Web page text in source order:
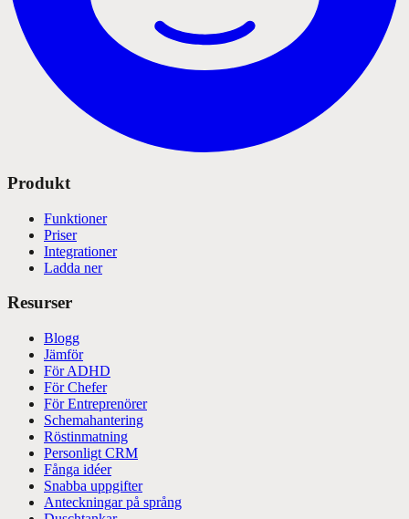
Produkt
Funktioner
Priser
Integrationer
Ladda ner
Resurser
Blogg
Jämför
För ADHD
För Chefer
För Entreprenörer
Schemahantering
Röstinmatning
Personligt CRM
Fånga idéer
Snabba uppgifter
Anteckningar på språng